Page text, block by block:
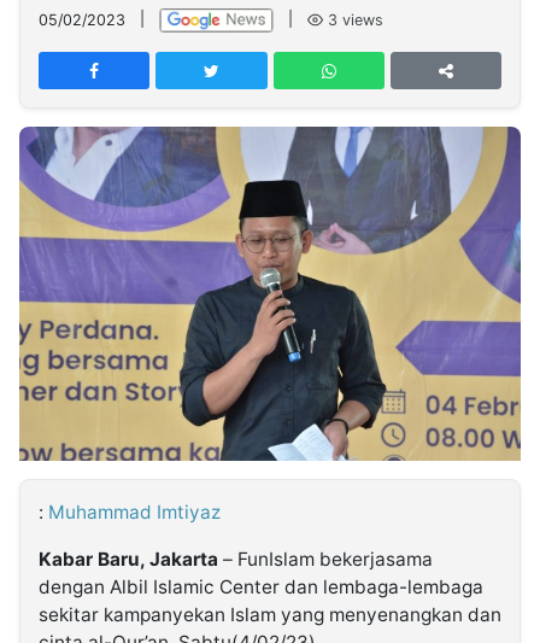
Network
PT
TREETAN
INDONESIA
Partner
Insight
NTB
Suara
Time
Lens
IDN
Daily
Jogja
Jalan
Rakyat
Idealita
News
Kita
Notice
Dinamikapost.com
Radar
Baru
Seedbacklink
Follow
Kabarbaru
05/02/2023 3 views
: Muhammad Imtiyaz
Kabar Baru, Jakarta – FunIslam bekerjasama
dengan Albil Islamic Center dan lembaga-lembaga
sekitar kampanyekan Islam yang menyenangkan dan